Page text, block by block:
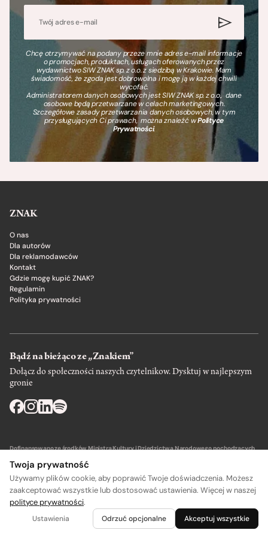
Chcę otrzymywać na podany przeze mnie adres e-mail informacje
o promocjach, produktach, usługach oferowanych przez
wydawnictwo SIW ZNAK sp. z o.o. z siedzibą w Krakowie. Mam
świadomość, że zgoda jest dobrowolna i mogę ją w każdej chwili
wycofać.
Administratorem danych osobowych jest SIW ZNAK sp. z o.o., dane
osobowe będą przetwarzane w celach marketingowych.
Szczegółowe zasady przetwarzania danych osobowych, w tym
przysługujących Ci prawach, można znaleźć wPolityce
Prywatności.
ZNAK
O nas
Dla autorów
Dla reklamodawców
Kontakt
Gdzie mogę kupić ZNAK?
Regulamin
Polityka prywatności
Bądź na bieżąco ze „Znakiem”
Dołącz do społeczności naszych czytelnikow. Dysktuj w najlepszym
gronie
Dofinansowano ze środków Ministra Kultury i Dziedzictwa Narodowego pochodzących
Wydawca: SIW Znak w Krakowie
Twoja prywatność
Używamy plików cookie, aby poprawić Twoje doświadczenia. Możesz
zaakceptować wszystkie lub dostosować ustawienia. Więcej w naszej
polityce prywatności.
Ustawienia Odrzuć opcjonalne Akceptuj wszystkie